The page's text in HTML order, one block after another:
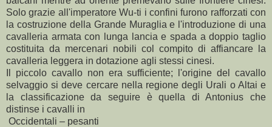
Solo grazie all'imperatore Wu-ti i confini furono rafforzati con
la costruzione della Grande Muraglia e l'introduzione di una
cavalleria armata con lunga lancia e spada a doppio taglio
costituita da mercenari nobili col compito di affiancare la
cavalleria leggera in dotazione agli stessi cinesi.
Il piccolo cavallo non era sufficiente; l'origine del cavallo
selvaggio si deve cercare nella regione degli Urali o Altai e
la classificazione da seguire è quella di Antonius che
distinse i cavalli in
Occidentali – pesanti